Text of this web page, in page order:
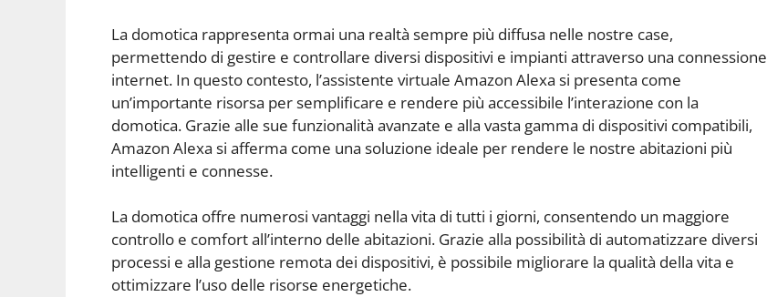
La domotica rappresenta ormai una realtà sempre più diffusa nelle nostre case,
permettendo di gestire e controllare diversi dispositivi e impianti attraverso una connessione
internet. In questo contesto, l’assistente virtuale Amazon Alexa si presenta come
un’importante risorsa per semplificare e rendere più accessibile l’interazione con la
domotica. Grazie alle sue funzionalità avanzate e alla vasta gamma di dispositivi compatibili,
Amazon Alexa si afferma come una soluzione ideale per rendere le nostre abitazioni più
intelligenti e connesse.
La domotica offre numerosi vantaggi nella vita di tutti i giorni, consentendo un maggiore
controllo e comfort all’interno delle abitazioni. Grazie alla possibilità di automatizzare diversi
processi e alla gestione remota dei dispositivi, è possibile migliorare la qualità della vita e
ottimizzare l’uso delle risorse energetiche.